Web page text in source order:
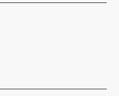
partner-